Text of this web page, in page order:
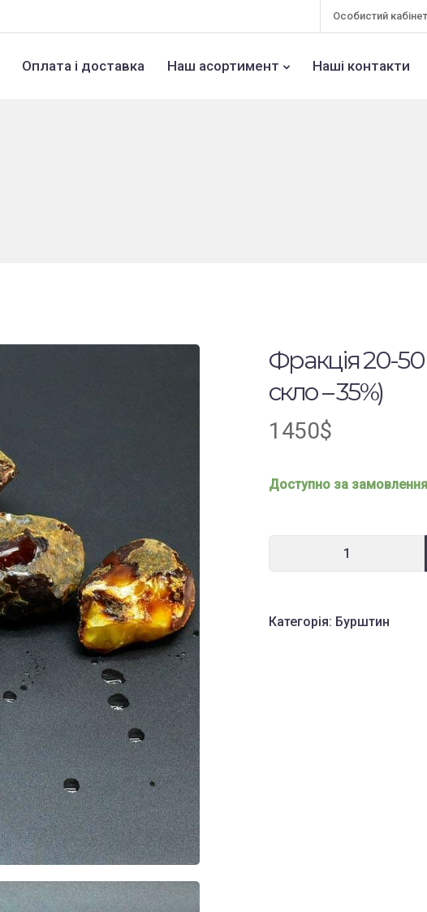
Особистий кабінет
Оплата і доставка Наш асортимент Наші контакти
Фракція 20-50
скло – 35%)
1450$
Доступно за
Категорія: Бурштин